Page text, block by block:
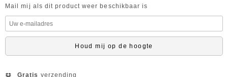
Mail mij als dit product weer beschikbaar is
Houd mij op de hoogte
Gratis verzending